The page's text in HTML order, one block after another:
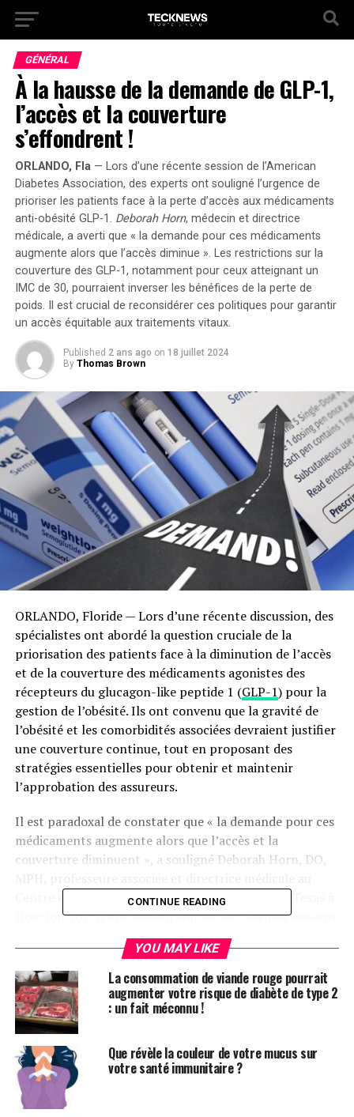
GÉNÉRAL
À la hausse de la demande de GLP-1,
l’accès et la couverture
s’effondrent !
ORLANDO, Fla— Lors d’une récente session de l’American
Diabetes Association, des experts ont souligné l’urgence de
prioriser les patients face à la perte d’accès aux médicaments
anti-obésité GLP-1. Deborah Horn, médecin et directrice
médicale, a averti que « la demande pour ces médicaments
augmente alors que l’accès diminue ». Les restrictions sur la
couverture des GLP-1, notamment pour ceux atteignant un
IMC de 30, pourraient inverser les bénéfices de la perte de
poids.
Il est crucial de reconsidérer ces politiques pour garantir
un accès équitable aux traitements vitaux.
Published 2 ans ago on 18 juillet 2024
By Thomas Brown
ORLANDO, Floride — Lors d’une récente discussion, des
spécialistes ont abordé la question cruciale de la
priorisation des patients face à la diminution de l’accès
et de la couverture des médicaments agonistes des
récepteurs du glucagon-like peptide 1 (GLP-1) pour la
gestion de l’obésité. Ils ont convenu que la gravité de
l’obésité et les comorbidités associées devraient justifier
une couverture continue, tout en proposant des
stratégies essentielles pour obtenir et maintenir
l’approbation des assureurs.
Il est paradoxal de constater que « la demande pour ces
médicaments augmente alors que l’accès et la
couverture diminuent », a souligné Deborah Horn, DO,
Centre de sciences de la santé de l’Université du Texas à
Houston, lors d’une session animée aux 84èmes sessions
scientifiques de l’Association américaine du diabète
(ADA).
Pour illustrer ce problème, Horn a évoqué une
notification récente envoyée à certains patients de son
système de santé, leur annonçant que « dès que vous
atteignez un
indice de masse corporelle
(IMC) de 30,
vous ne serez plus éligible à recevoir votre médicament
GLP-1 pour la perte de poids dans le cadre de votre plan
de santé employeur. »
CONTINUE READING
YOU MAY LIKE
La consommation de viande rouge pourrait
augmenter votre risque de diabète de type 2
: un fait méconnu !
Que révèle la couleur de votre mucus sur
votre santé immunitaire ?